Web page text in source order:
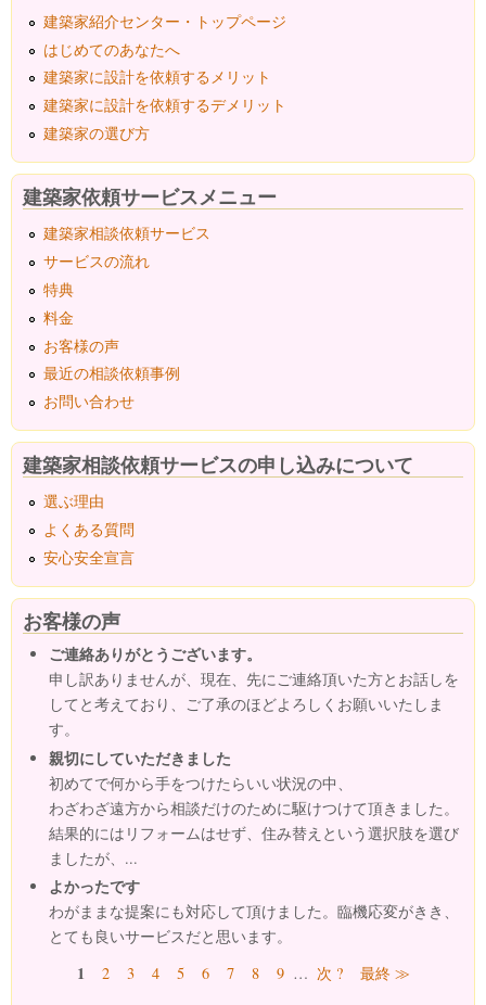
建築家紹介センター・トップページ
はじめてのあなたへ
建築家に設計を依頼するメリット
建築家に設計を依頼するデメリット
建築家の選び方
建築家依頼サービスメニュー
建築家相談依頼サービス
サービスの流れ
特典
料金
お客様の声
最近の相談依頼事例
お問い合わせ
建築家相談依頼サービスの申し込みについて
選ぶ理由
よくある質問
安心安全宣言
お客様の声
ご連絡ありがとうございます。
申し訳ありませんが、現在、先にご連絡頂いた方とお話しを
してと考えており、ご了承のほどよろしくお願いいたしま
す。
親切にしていただきました
初めてで何から手をつけたらいい状況の中、
わざわざ遠方から相談だけのために駆けつけて頂きました。
結果的にはリフォームはせず、住み替えという選択肢を選び
ましたが、...
よかったです
わがままな提案にも対応して頂けました。臨機応変がきき、
とても良いサービスだと思います。
ページ1 2 3 4 5 6 7 8 9 … 次 ? 最終 ≫